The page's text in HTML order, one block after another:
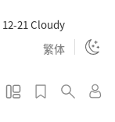
繁体
12-21 Cloudy